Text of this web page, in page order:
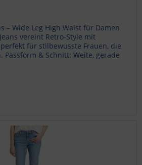
– Wide Leg High Waist für Damen
vereint Retro-Style mit
für stilbewusste Frauen, die
Passform & Schnitt: Weite, gerade